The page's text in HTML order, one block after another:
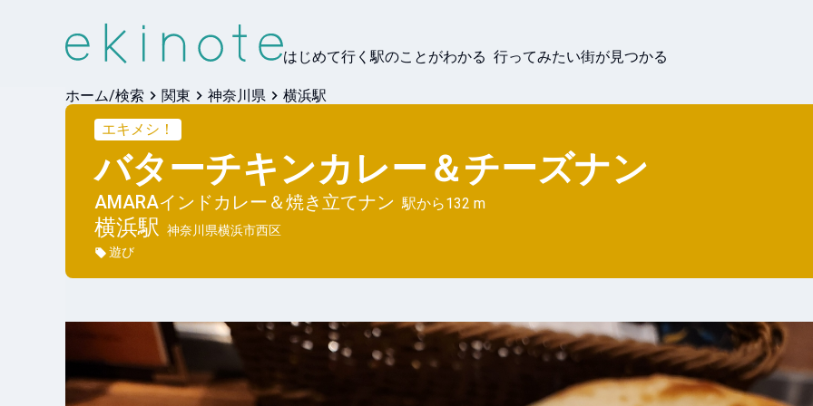
はじめて行く駅のことがわかる 行ってみたい街が見つかる
ホーム/検索 関東 神奈川県
横浜駅
エキメシ！
バターチキンカレー＆チーズナン
AMARAインドカレー＆焼き立てナン 駅から132 m
横浜駅 神奈川県横浜市西区
遊び